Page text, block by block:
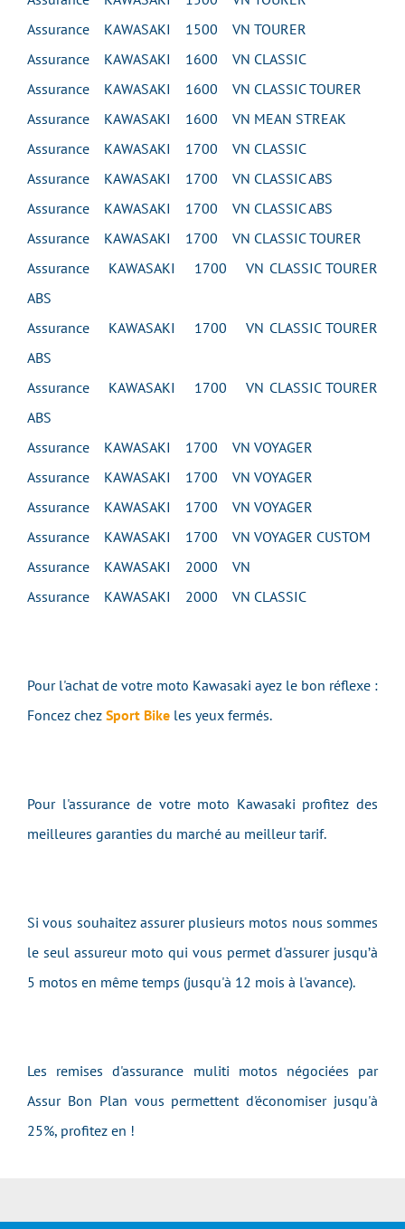
Assurance KAWASAKI 1500 VN TOURER
Assurance KAWASAKI 1600 VN CLASSIC
Assurance KAWASAKI 1600 VN CLASSIC TOURER
Assurance KAWASAKI 1600 VN MEAN STREAK
Assurance KAWASAKI 1700 VN CLASSIC
Assurance KAWASAKI 1700 VN CLASSIC ABS
Assurance KAWASAKI 1700 VN CLASSIC ABS
Assurance KAWASAKI 1700 VN CLASSIC TOURER
Assurance KAWASAKI 1700 VN CLASSIC TOURER
ABS
Assurance KAWASAKI 1700 VN CLASSIC TOURER
ABS
Assurance KAWASAKI 1700 VN CLASSIC TOURER
ABS
Assurance KAWASAKI 1700 VN VOYAGER
Assurance KAWASAKI 1700 VN VOYAGER
Assurance KAWASAKI 1700 VN VOYAGER
Assurance KAWASAKI 1700 VN VOYAGER CUSTOM
Assurance KAWASAKI 2000 VN
Assurance KAWASAKI 2000 VN CLASSIC
Pour l'achat de votre moto Kawasaki ayez le bon réflexe :
Foncez chez Sport Bike les yeux fermés.
Pour l'assurance de votre moto Kawasaki profitez des
meilleures garanties du marché au meilleur tarif.
Si vous souhaitez assurer plusieurs motos nous sommes
le seul assureur moto qui vous permet d'assurer jusqu’à
5 motos en même temps (jusqu'à 12 mois à l'avance).
Les remises d'assurance muliti motos négociées par
Assur Bon Plan vous permettent d'économiser jusqu'à
25%, profitez en !